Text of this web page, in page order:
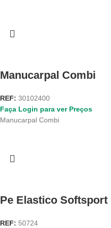
Manucarpal Combi
REF: 30102400
Faça Login para ver Preços
Manucarpal Combi
Pe Elastico Softsport
REF: 50724